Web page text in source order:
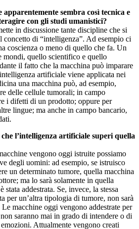
apparentemente sembra così tecnica e
con gli studi umanistici?
in discussione tante discipline che si
di “intelligenza”. Ad esempio ci
coscienza o meno di quello che fa. Un
mondi, quello scientifico e quello
il fatto che la macchina può imparare
artificiale viene applicata nei
una macchina può, ad esempio,
delle cellule tumorali; in campo
i difetti di un prodotto; oppure per
lingue; ma anche in campo bancario,
l’intelligenza artificiale superi quella
vengono oggi istruite possiamo
degli uomini: ad esempio, se istruisco
un determinato tumore, quella macchina
ma lo sarà solamente in quella
stata addestrata. Se, invece, la stessa
per un’altra tipologia di tumore, non sarà
macchine oggi vengono addestrate per
saranno mai in grado di intendere o di
Attualmente vengono creati